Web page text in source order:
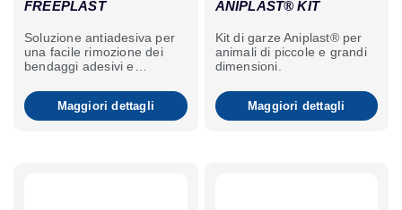
FREEPLAST
Soluzione antiadesiva per
una facile rimozione dei
bendaggi adesivi e
colla (massa adesiva).
Maggiori dettagli
ANIPLAST® KIT
Kit di garze Aniplast® per
animali di piccole e grandi
dimensioni.
Maggiori dettagli